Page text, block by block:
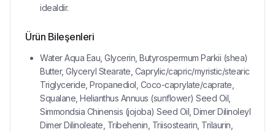
idealdir.
Ürün Bileşenleri
Water Aqua Eau, Glycerin, Butyrospermum Parkii (shea)
Butter, Glyceryl Stearate, Caprylic/capric/myristic/stearic
Triglyceride, Propanediol, Coco-caprylate/caprate,
Squalane, Helianthus Annuus (sunflower) Seed Oil,
Simmondsia Chinensis (jojoba) Seed Oil, Dimer Dilinoleyl
Dimer Dilinoleate, Tribehenin, Triisostearin, Trilaurin,